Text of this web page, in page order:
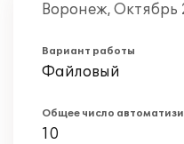
Воронеж, Октябрь
Вариант работы
Файловый
Общее число
10